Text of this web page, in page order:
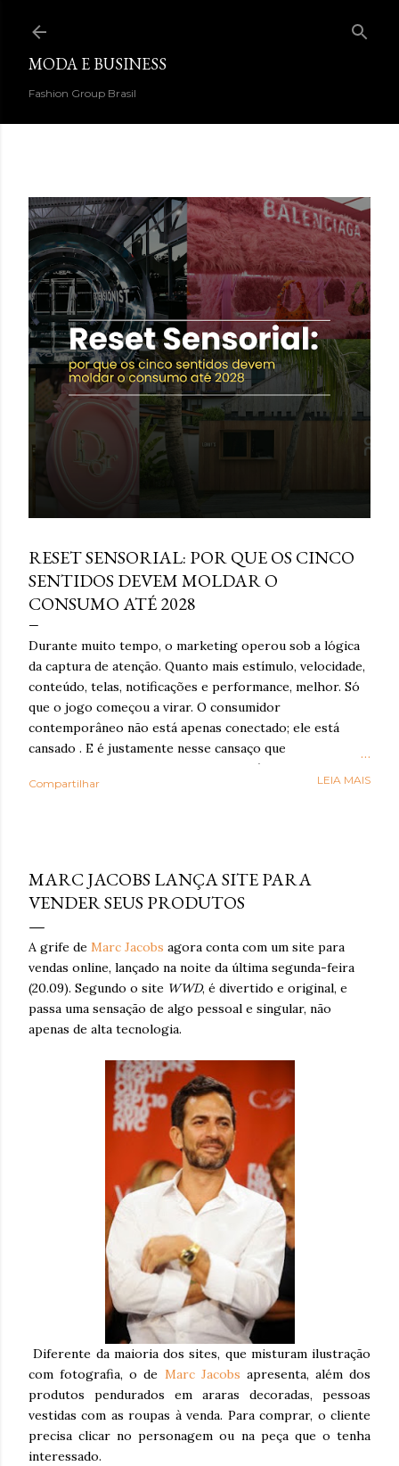
MODA E BUSINESS
Fashion Group Brasil
RESET SENSORIAL: POR QUE OS CINCO
SENTIDOS DEVEM MOLDAR O
CONSUMO ATÉ 2028
Durante muito tempo, o marketing operou sob a lógica
da captura de atenção. Quanto mais estímulo, velocidade,
conteúdo, telas, notificações e performance, melhor. Só
que o jogo começou a virar. O consumidor
contemporâneo não está apenas conectado; ele está
cansado . E é justamente nesse cansaço que o reset
sensorial ganha força: como resposta à exaustão
cognitiva e emocional provocada por anos de
bem-estar, presença e conexão . Embora o nome “reset
sensorial” esteja sendo popularizado agora, a lógica por
trás dele já aparece em outros grandes relatórios
globais. A Accenture , em Life Trends 2025 , descreve o
movimento de Social Rewilding , segundo o qual as
pessoas buscam mais profundidade, autenticidade e
riqueza sensorial nas experiências. Na pesquisa da
consultoria, 42% atribuíram sua experiência mais
prazerosa da última se...
Compartilhar LEIA MAIS
MARC JACOBS LANÇA SITE PARA
VENDER SEUS PRODUTOS
A grife de Marc Jacobs agora conta com um site para
vendas online, lançado na noite da última segunda-feira
(20.09). Segundo o site WWD, é divertido e original, e
passa uma sensação de algo pessoal e singular, não
apenas de alta tecnologia.
Diferente da maioria dos sites, que misturam ilustração
com fotografia, o de Marc Jacobs apresenta, além dos
produtos pendurados em araras decoradas, pessoas
vestidas com as roupas à venda. Para comprar, o cliente
precisa clicar no personagem ou na peça que o tenha
interessado.